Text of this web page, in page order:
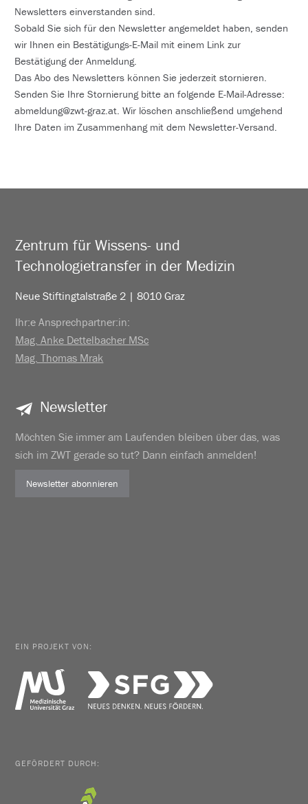
Newsletters einverstanden sind.
Sobald Sie sich für den Newsletter angemeldet haben, senden
wir Ihnen ein Bestätigungs-E-Mail mit einem Link zur
Bestätigung der Anmeldung.
Das Abo des Newsletters können Sie jederzeit stornieren.
Senden Sie Ihre Stornierung bitte an folgende E-Mail-Adresse:
abmeldung@zwt-graz.at. Wir löschen anschließend umgehend
Ihre Daten im Zusammenhang mit dem Newsletter-Versand.
Zentrum für Wissens- und
Technologietransfer in der Medizin
Neue Stiftingtalstraße 2 | 8010 Graz
Ihr:e Ansprechpartner:in:
Mag. Anke Dettelbacher MSc
Mag. Thomas Mrak
Newsletter
Möchten Sie immer am Laufenden bleiben über das, was
sich im ZWT gerade so tut? Dann einfach anmelden!
Newsletter abonnieren
EIN PROJEKT VON:
GEFÖRDERT DURCH: